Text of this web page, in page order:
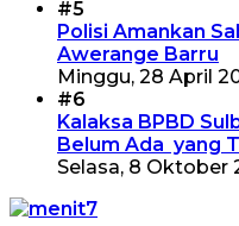
#5
Polisi Amankan
Awerange Barru
Minggu, 28 April
#6
Kalaksa BPBD
Belum Ada yang
Selasa, 8 Oktober